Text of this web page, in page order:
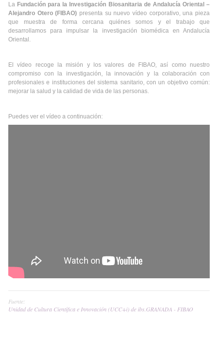
La Fundación para la Investigación Biosanitaria de Andalucía Oriental –
Alejandro Otero (FIBAO) presenta su nuevo vídeo corporativo, una pieza
que muestra de forma cercana quiénes somos y el trabajo que
desarrollamos para impulsar la investigación biomédica en Andalucía
Oriental.
El vídeo recoge la misión y los valores de FIBAO, así como nuestro
compromiso con la investigación, la innovación y la colaboración con
profesionales e instituciones del sistema sanitario, con un objetivo común:
mejorar la salud y la calidad de vida de las personas.
Puedes ver el vídeo a continuación:
Fuente:
Unidad de Cultura Científica e Innovación (UCC+i) de ibs.GRANADA - FIBAO